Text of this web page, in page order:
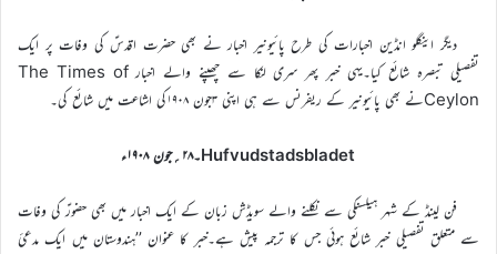
دیگر اینگلو انڈین اخبارات کی طرح پائیونیر اخبار نے بھی حضرت اقدسؑ کی وفات پر ایک
تفصیلی تبصرہ شائع کیا۔یہی خبر پھر سری لنکا سے چھپنے والے اخبار The Times of
Ceylonنے بھی پائیونیر کے ریفرنس سے ہی اپنی ۳جون ۱۹۰۸کی اشاعت میں شائع کی۔
Hufvudstadsbladet۔۲۸؍جون ۱۹۰۸ء
فن لینڈ کے شہر ہیلسنکی سے نکلنے والے سویڈش زبان کے ایک اخبار میں بھی حضورؑ کی وفات
سے متعلق تفصیلی خبر شائع ہوئی جس کا ترجمہ پیش ہے۔خبر کا عنوان ’’ہندوستان میں ایک مدعیٔ